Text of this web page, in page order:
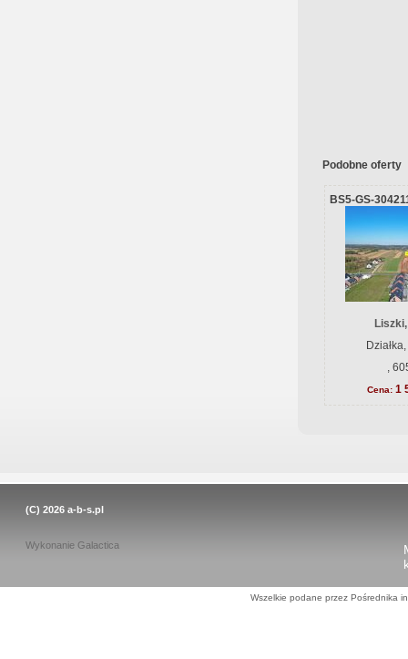
Podobne oferty
BS5-GS-
,
Cena: 1
(C) 2026 a-b-s.pl
Wykonanie Galactica
Wszelkie podane przez Pośrednika